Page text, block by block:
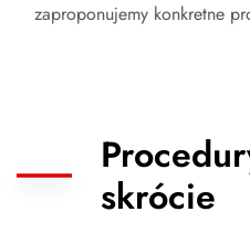
zaproponujemy konkretne
skrócie